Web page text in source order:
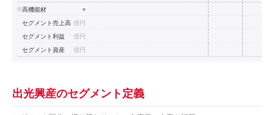
高機能材
▾
セグメント売上高 億円
セグメント利益
億円
セグメント資産
億円
出光興産のセグメント定義